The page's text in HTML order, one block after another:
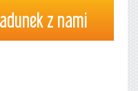
z nami